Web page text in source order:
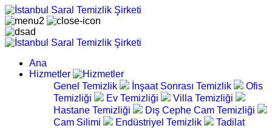
Ana
Hizmetler
Genel Temizlik
İnşaat Sonrası Temizlik
Ofis
Temizliği
Ev Temizliği
Villa Temizliği
Hastane Temizliği
Dış Cephe Cam Temizliği
Cam Silimi
Endüstriyel Temizlik
Tadilat